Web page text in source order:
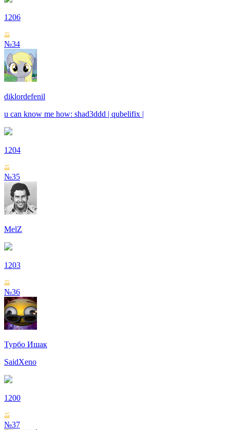
1206
№34
diklordefenil
u can know me how: shad3ddd | qubelifix |
1204
№35
MelZ
1203
№36
Турбо Ишак
SaidXeno
1200
№37